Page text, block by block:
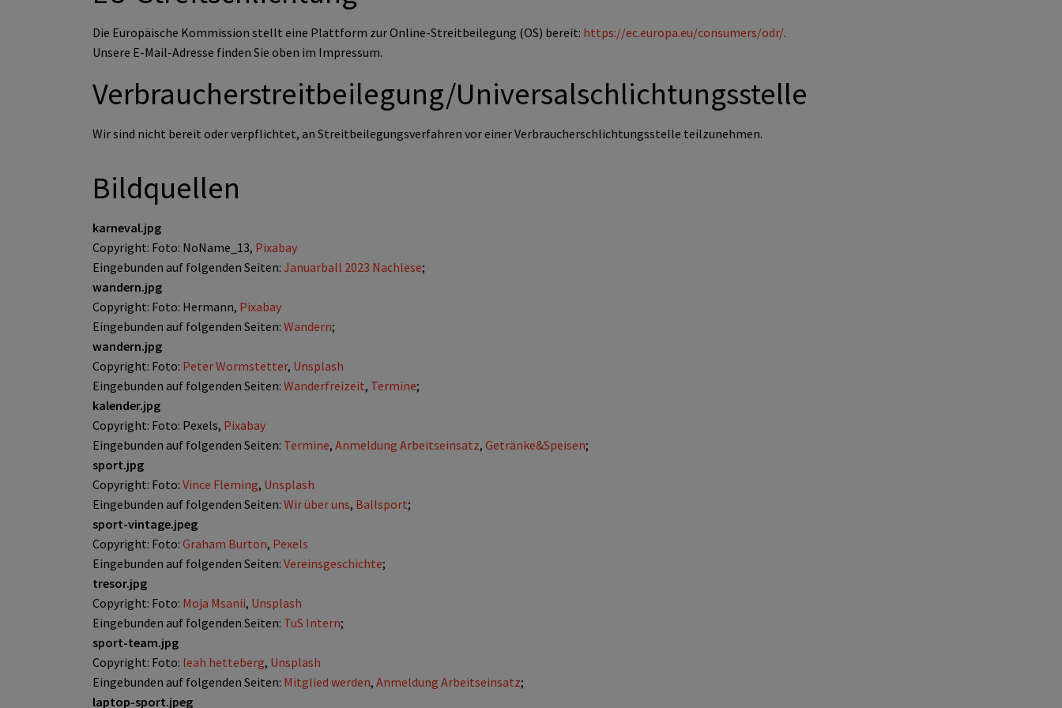
Die Europäische Kommission stellt eine Plattform zur Online-Streitbeilegung (OS) bereit: https://ec.europa.eu/consumers/odr/.
Unsere E-Mail-Adresse finden Sie oben im Impressum.
Verbraucher­streit­beilegung/Universal­schlichtungs­stelle
Wir sind nicht bereit oder verpflichtet, an Streitbeilegungsverfahren vor einer Verbraucherschlichtungsstelle teilzunehmen.
Bildquellen
karneval.jpg
Copyright: Foto: NoName_13, Pixabay
Eingebunden auf folgenden Seiten: Januarball 2023 Nachlese;
wandern.jpg
Copyright: Foto: Hermann, Pixabay
Eingebunden auf folgenden Seiten: Wandern;
wandern.jpg
Copyright: Foto: Peter Wormstetter, Unsplash
Eingebunden auf folgenden Seiten: Wanderfreizeit, Termine;
kalender.jpg
Copyright: Foto: Pexels, Pixabay
Eingebunden auf folgenden Seiten: Termine, Anmeldung Arbeitseinsatz, Getränke&Speisen;
sport.jpg
Copyright: Foto: Vince Fleming, Unsplash
Eingebunden auf folgenden Seiten: Wir über uns, Ballsport;
sport-vintage.jpeg
Copyright: Foto: Graham Burton, Pexels
Eingebunden auf folgenden Seiten: Vereinsgeschichte;
tresor.jpg
Copyright: Foto: Moja Msanii, Unsplash
Eingebunden auf folgenden Seiten: TuS Intern;
sport-team.jpg
Copyright: Foto: leah hetteberg, Unsplash
Eingebunden auf folgenden Seiten: Mitglied werden, Anmeldung Arbeitseinsatz;
laptop-sport.jpeg